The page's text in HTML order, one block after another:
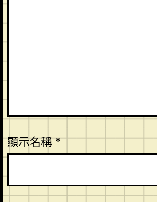
顯示名稱*